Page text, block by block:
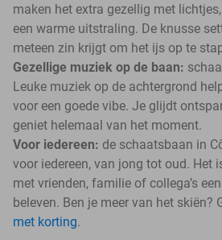
maken het extra gezellig met
een warme uitstraling. De knusse
meteen zin krijgt om het ijs op te
Gezellige muziek op de baan:
Leuke muziek op de achtergrond
voor een goede vibe. Je glijdt
geniet helemaal van het moment.
Voor iedereen: de schaatsbaan in
voor iedereen, van jong tot oud. Het
met vrienden, familie of collega’s
beleven. Ben je meer van het skiën?
met korting.